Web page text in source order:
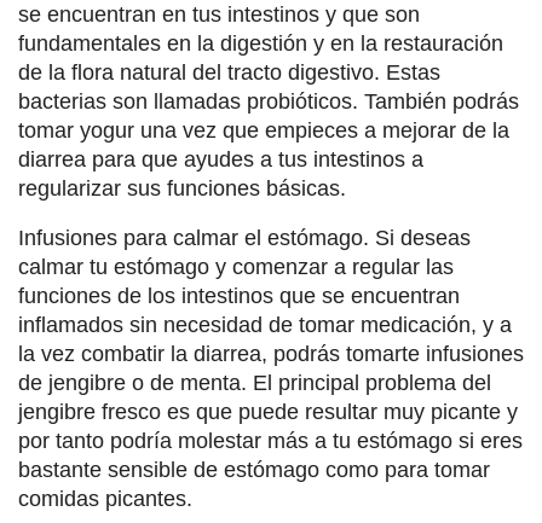
se encuentran en tus intestinos y que son
fundamentales en la digestión y en la restauración
de la flora natural del tracto digestivo. Estas
bacterias son llamadas probióticos. También podrás
tomar yogur una vez que empieces a mejorar de la
diarrea para que ayudes a tus intestinos a
regularizar sus funciones básicas.
Infusiones para calmar el estómago. Si deseas
calmar tu estómago y comenzar a regular las
funciones de los intestinos que se encuentran
inflamados sin necesidad de tomar medicación, y a
la vez combatir la diarrea, podrás tomarte infusiones
de jengibre o de menta. El principal problema del
jengibre fresco es que puede resultar muy picante y
por tanto podría molestar más a tu estómago si eres
bastante sensible de estómago como para tomar
comidas picantes.